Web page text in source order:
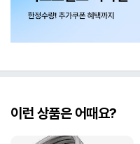
이런 상품은 어때요?